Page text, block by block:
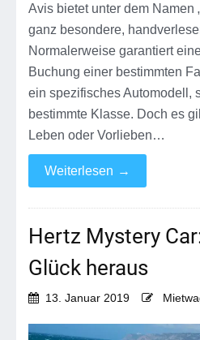
Avis bietet unter dem Namen
ganz besondere,
Normalerweise garantiert
Buchung einer bestimmten
ein spezifisches Automodell,
bestimmte Klasse. Doch es
Leben oder Vorlieben…
Weiterlesen →
Hertz Mystery
Glück heraus
13. Januar 2019